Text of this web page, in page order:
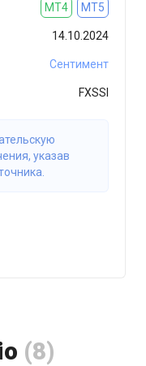
MT4 MT5
14.10.2024
Сентимент
FXSSI
указав
(8)